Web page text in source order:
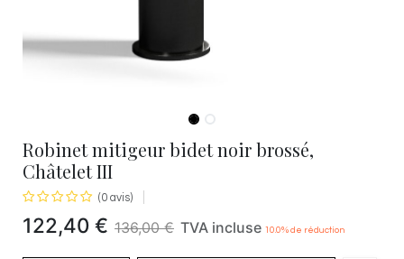
Robinet mitigeur bidet noir brossé,
Châtelet III
(0 avis)
122,40 € 136,00€ TVA incluse 10.0% de réduction